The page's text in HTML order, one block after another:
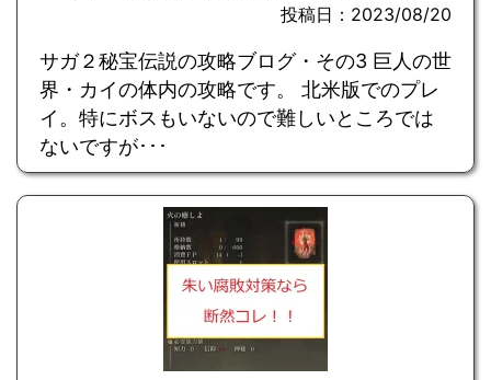
投稿日：2023/08/20
サガ２秘宝伝説の攻略ブログ・その3 巨人の世
界・カイの体内の攻略です。 北米版でのプレ
イ。特にボスもいないので難しいところでは
ないですが･･･